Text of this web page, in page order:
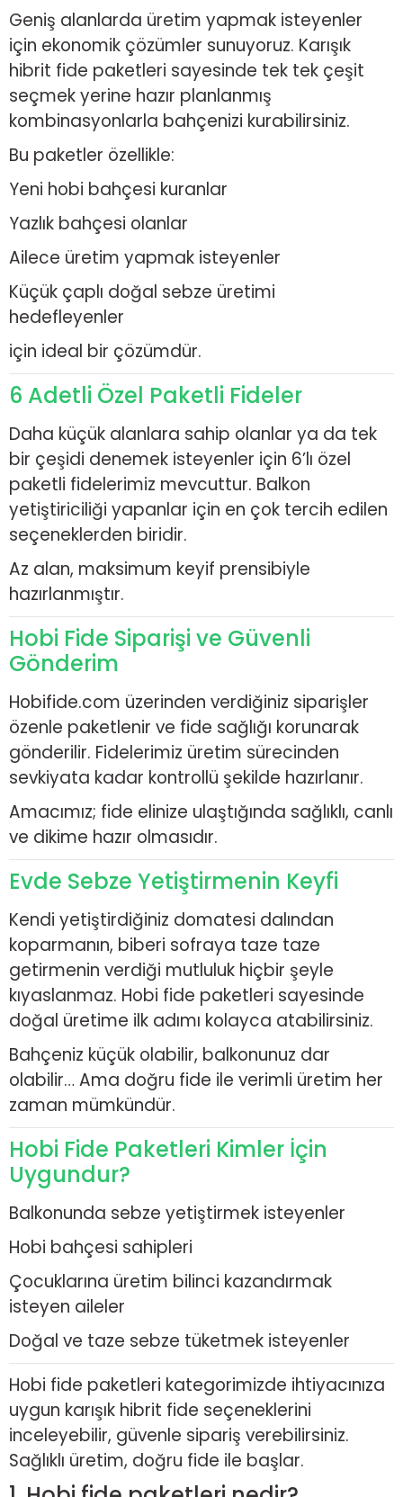
Geniş alanlarda üretim yapmak isteyenler
için ekonomik çözümler sunuyoruz. Karışık
hibrit fide paketleri sayesinde tek tek çeşit
seçmek yerine hazır planlanmış
kombinasyonlarla bahçenizi kurabilirsiniz.
Bu paketler özellikle:
Yeni hobi bahçesi kuranlar
Yazlık bahçesi olanlar
Ailece üretim yapmak isteyenler
Küçük çaplı doğal sebze üretimi
hedefleyenler
için ideal bir çözümdür.
6 Adetli Özel Paketli Fideler
Daha küçük alanlara sahip olanlar ya da tek
bir çeşidi denemek isteyenler için 6’lı özel
paketli fidelerimiz mevcuttur. Balkon
yetiştiriciliği yapanlar için en çok tercih edilen
seçeneklerden biridir.
Az alan, maksimum keyif prensibiyle
hazırlanmıştır.
Hobi Fide Siparişi ve Güvenli
Gönderim
Hobifide.com üzerinden verdiğiniz siparişler
özenle paketlenir ve fide sağlığı korunarak
gönderilir. Fidelerimiz üretim sürecinden
sevkiyata kadar kontrollü şekilde hazırlanır.
Amacımız; fide elinize ulaştığında sağlıklı, canlı
ve dikime hazır olmasıdır.
Evde Sebze Yetiştirmenin Keyfi
Kendi yetiştirdiğiniz domatesi dalından
koparmanın, biberi sofraya taze taze
getirmenin verdiği mutluluk hiçbir şeyle
kıyaslanmaz. Hobi fide paketleri sayesinde
doğal üretime ilk adımı kolayca atabilirsiniz.
Bahçeniz küçük olabilir, balkonunuz dar
olabilir… Ama doğru fide ile verimli üretim her
zaman mümkündür.
Hobi Fide Paketleri Kimler İçin
Uygundur?
Balkonunda sebze yetiştirmek isteyenler
Hobi bahçesi sahipleri
Çocuklarına üretim bilinci kazandırmak
isteyen aileler
Doğal ve taze sebze tüketmek isteyenler
Hobi fide paketleri kategorimizde ihtiyacınıza
uygun karışık hibrit fide seçeneklerini
inceleyebilir, güvenle sipariş verebilirsiniz.
Sağlıklı üretim, doğru fide ile başlar.